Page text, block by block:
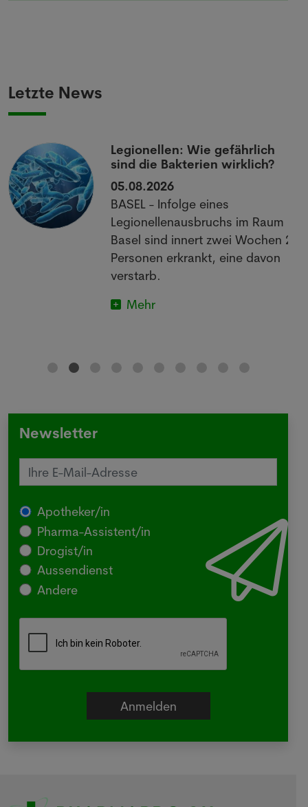
Letzte News
Legionellen: Wie gefährlich
sind die Bakterien wirklich?
05.08.2026
BASEL - Infolge eines
Legionellenausbruchs im Raum
Basel sind innert zwei Wochen 26
Personen erkrankt, eine davon
verstarb.
Mehr
Newsletter
Apotheker/in
Pharma-Assistent/in
Drogist/in
Aussendienst
Andere